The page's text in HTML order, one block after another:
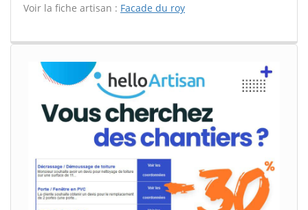
Voir la fiche artisan : Facade du roy